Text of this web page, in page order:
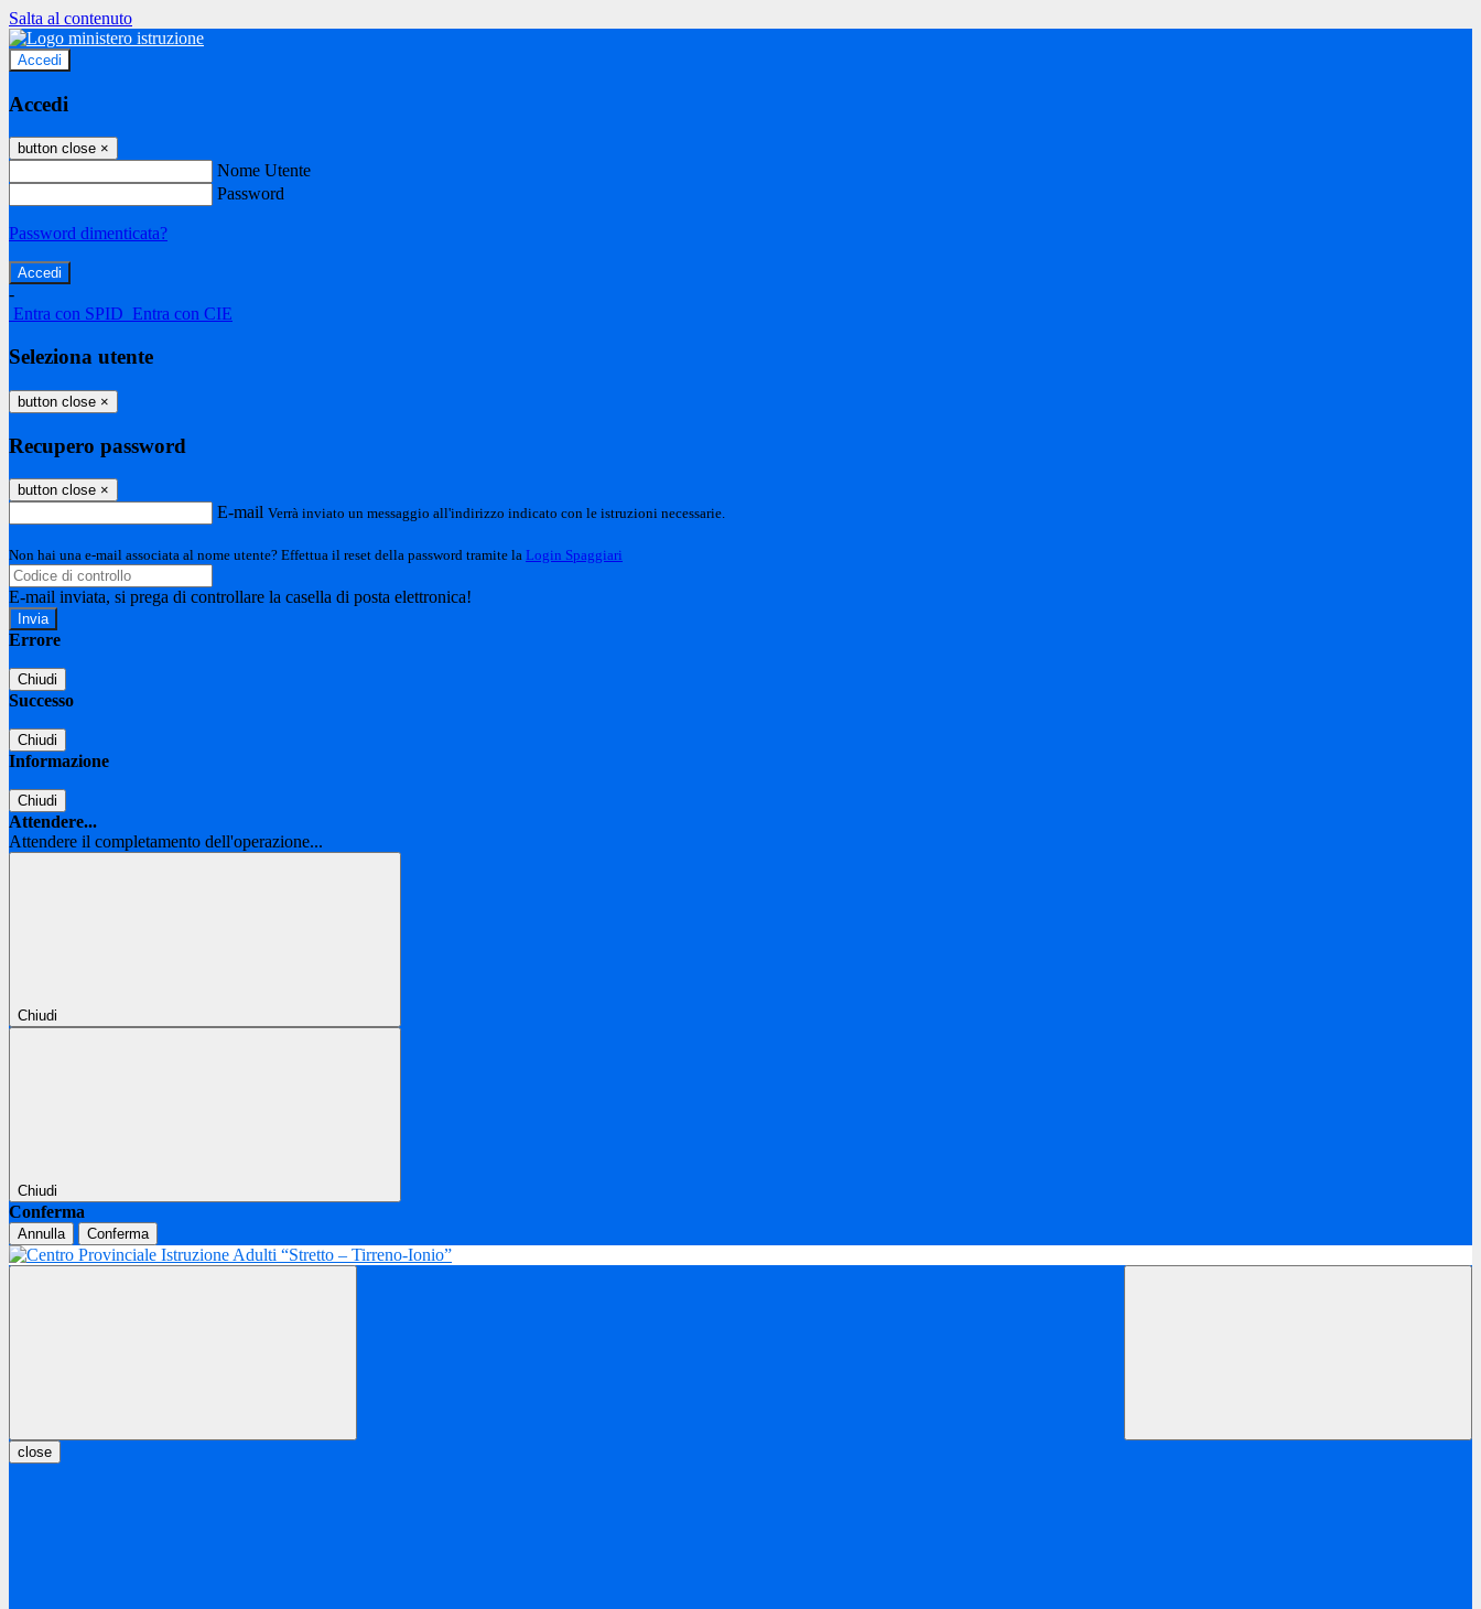
Salta al contenuto
Accedi
Accedi
button close ×
Nome Utente
Password
Password dimenticata?
-
Entra con SPID Entra con CIE
Seleziona utente
button close ×
Recupero password
button close ×
E-mail Verrà inviato un messaggio all'indirizzo indicato con le istruzioni necessarie.
Non hai una e-mail associata al nome utente? Effettua il reset della password tramite la Login Spaggiari
E-mail inviata, si prega di controllare la casella di posta elettronica!
Errore
Chiudi
Successo
Chiudi
Informazione
Chiudi
Attendere...
Attendere il completamento dell'operazione...
Chiudi
Chiudi
Conferma
Annulla Conferma
close